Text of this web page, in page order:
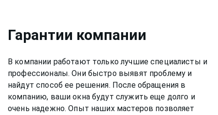
Гарантии компании
В компании работают только лучшие специалисты и
профессионалы. Они быстро выявят проблему и
найдут способ ее решения. После обращения в
компанию, ваши окна будут служить еще долго и
очень надежно. Опыт наших мастеров позволяет